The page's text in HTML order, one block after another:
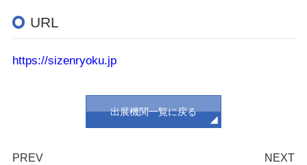
URL
https://sizenryoku.jp
出展機関一覧に戻る
NEXT
PREV